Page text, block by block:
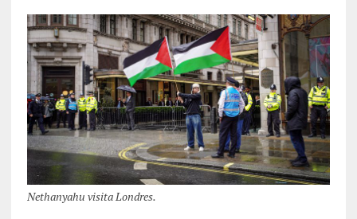
Nethanyahu visita Londres.